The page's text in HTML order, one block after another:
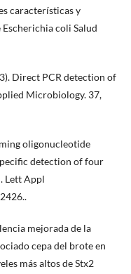
características y
coli Salud
Direct PCR detection of
Microbiology. 37,
oligonucleotide
detection of four
Lett Appl
mejorada de la
cepa del brote en
más altos de Stx2